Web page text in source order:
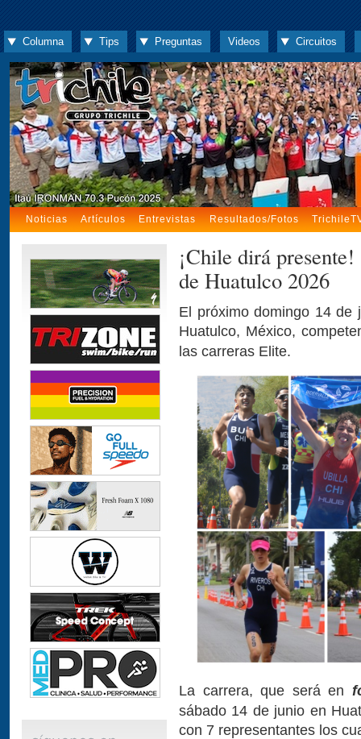
Columna Tips Preguntas Videos Circuitos
Noticias Artículos Entrevistas Resultados/Fotos
¡Chile dirá
de Huatulco 2026
El próximo domingo 14 de
Huatulco, México,
las carreras Elite.
La carrera, que será en
sábado 14 de junio en
con 7 representantes los